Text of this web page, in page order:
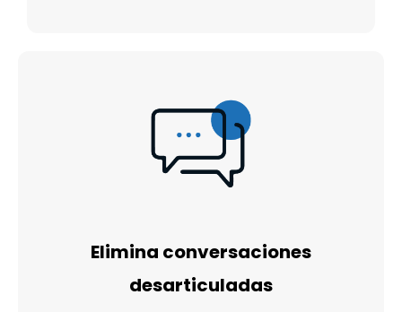
Elimina conversaciones
desarticuladas